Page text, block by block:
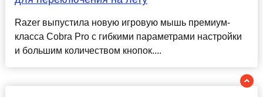
Razer выпустила новую игровую мышь премиум-
класса Cobra Pro с гибкими параметрами настройки
и большим количеством кнопок....